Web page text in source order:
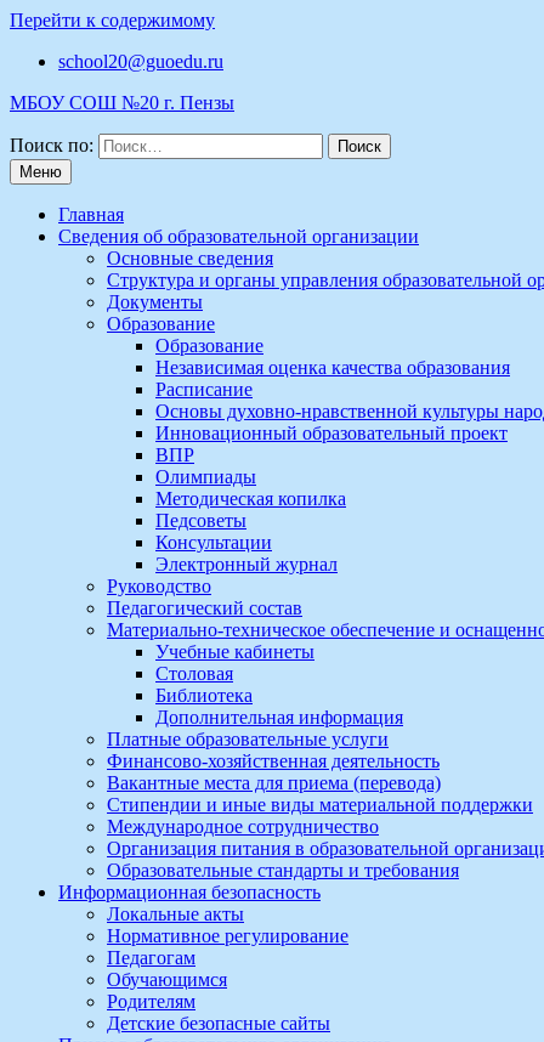
Перейти к содержимому
school20@guoedu.ru
МБОУ СОШ №20 г. Пензы
Поиск по:
Меню
Главная
Сведения об образовательной организации
Основные сведения
Структура и органы управления образовательной
Документы
Образование
Образование
Независимая оценка качества образования
Расписание
Основы духовно-нравственной культуры
Инновационный образовательный проект
ВПР
Олимпиады
Методическая копилка
Педсоветы
Консультации
Электронный журнал
Руководство
Педагогический состав
Материально-техническое обеспечение и
Учебные кабинеты
Столовая
Библиотека
Дополнительная информация
Платные образовательные услуги
Финансово-хозяйственная деятельность
Вакантные места для приема (перевода)
Стипендии и иные виды материальной поддержки
Международное сотрудничество
Организация питания в образовательной
Образовательные стандарты и требования
Информационная безопасность
Локальные акты
Нормативное регулирование
Педагогам
Обучающимся
Родителям
Детские безопасные сайты